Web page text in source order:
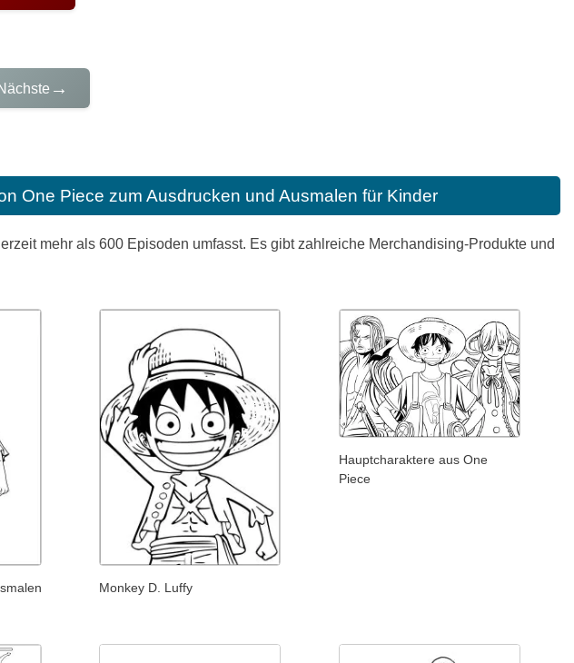
→
One Piece zum Ausdrucken und Ausmalen für Kinder
mehr als 600 Episoden umfasst. Es gibt zahlreiche Merchandising-Produkte und
Monkey D. Luffy
Hauptcharaktere aus One
Piece